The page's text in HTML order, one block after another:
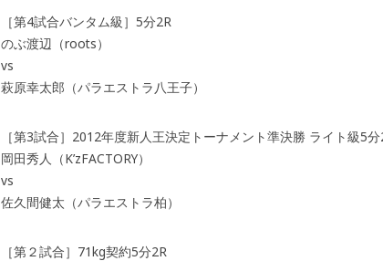
［第4試合バンタム級］5分2R
のぶ渡辺（roots）
vs
萩原幸太郎（パラエストラ八王子）
［第3試合］2012年度新人王決定トーナメント準決勝 ライト級5分
岡田秀人（K’zFACTORY）
vs
佐久間健太（パラエストラ柏）
［第２試合］71kg契約5分2R